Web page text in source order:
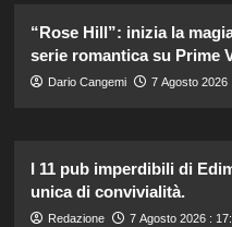
“Rose Hill”: inizia la
serie romantica su Prime
Dario Cangemi 7 Agosto 2026
I 11 pub imperdibili di
unica di convivialità.
Redazione 7 Agosto 2026 :